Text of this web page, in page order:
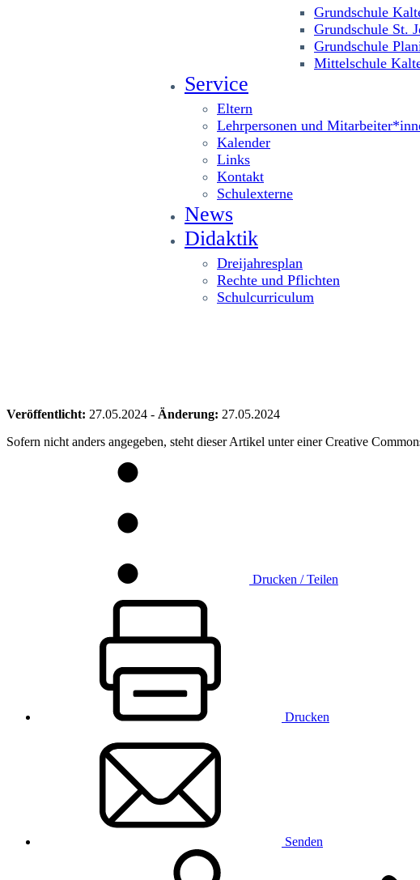
Grundschule
Grundschule St.
Grundschule
Mittelschule
Service
Eltern
Lehrpersonen und
Kalender
Links
Kontakt
Schulexterne
News
Didaktik
Dreijahresplan
Rechte und Pflichten
Schulcurriculum
Veröffentlicht: 27.05.2024 - Änderung: 27.05.2024
Sofern nicht anders angegeben, steht dieser Artikel unter einer Creative
Drucken / Teilen
Drucken
Senden